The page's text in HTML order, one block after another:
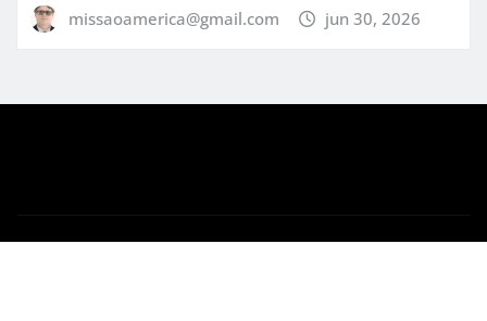
missaoamerica@gmail.com jun 30, 2026